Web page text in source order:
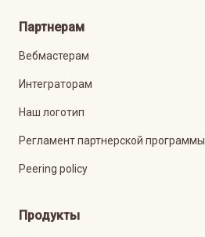
Партнерам
Вебмастерам
Интеграторам
Наш логотип
Регламент партнерской программы
Peering policy
Продукты